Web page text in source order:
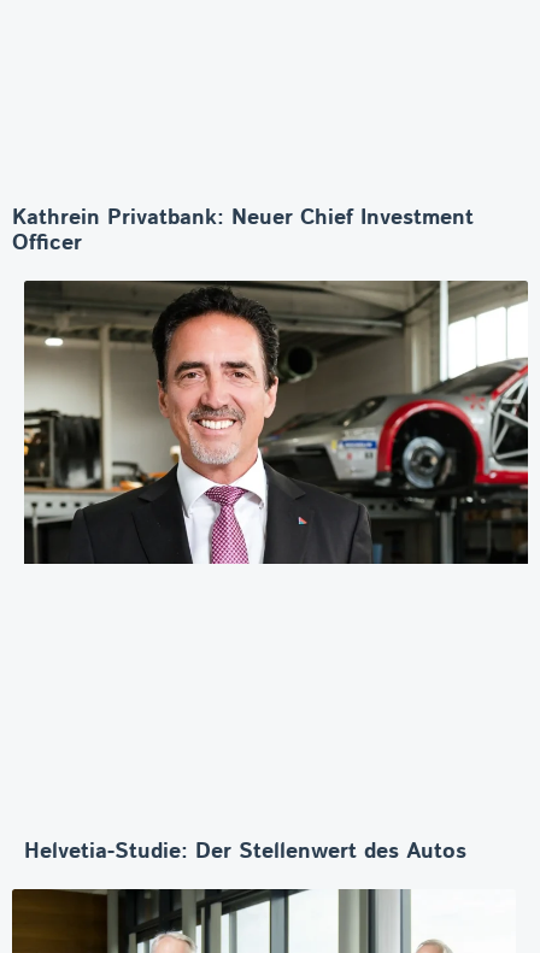
Kathrein Privatbank: Neuer Chief Investment
Officer
Helvetia-Studie: Der Stellenwert des Autos